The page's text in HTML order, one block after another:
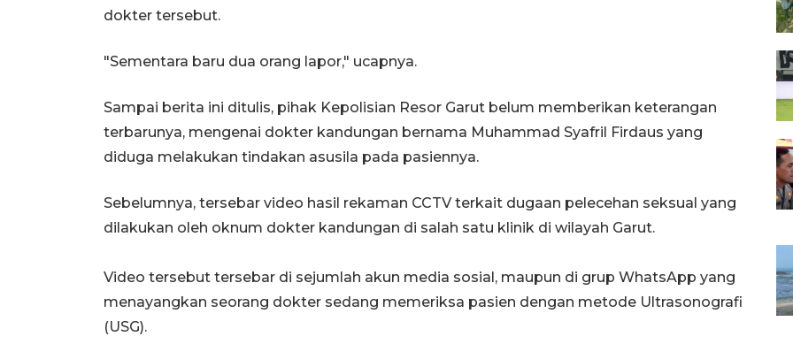
dokter tersebut.
"Sementara baru dua orang lapor," ucapnya.
Sampai berita ini ditulis, pihak Kepolisian Resor Garut belum memberikan keterangan
terbarunya, mengenai dokter kandungan bernama Muhammad Syafril Firdaus yang
diduga melakukan tindakan asusila pada pasiennya.
Sebelumnya, tersebar video hasil rekaman CCTV terkait dugaan pelecehan seksual yang
dilakukan oleh oknum dokter kandungan di salah satu klinik di wilayah Garut.
Video tersebut tersebar di sejumlah akun media sosial, maupun di grup WhatsApp yang
menayangkan seorang dokter sedang memeriksa pasien dengan metode Ultrasonografi
(USG).